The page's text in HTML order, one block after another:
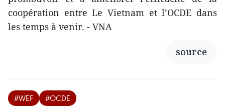
coopération entre Le Vietnam et l’OCDE dans
les temps à venir. - VNA
source
#WEF #OCDE